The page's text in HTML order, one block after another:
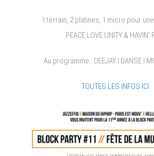
1 terrain, 2 platines, 1 micro pour
PEACE LOVE UNITY & HAVIN’
Au programme : DEEJAY I DANSE I
TOUTES LES INFOS ICI